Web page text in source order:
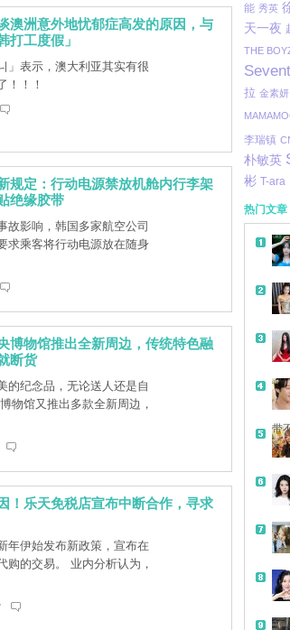
澳洲意外地忧郁症高发的原因，与
打工度假」
」表示，澳大利亚其实有很
！！！
规定：行动电源禁放机舱内行李架
绝缘胶带
故影响，韩国多家航空公司
求乘客将行动电源放在随身
博物馆推出全新周边，传统特色融
断货
的纪念品，无论送人还是自
物馆又推出多款全新周边，
！乐天免税店宣布中断合作，寻求
年伊始发布新政策，宣布在
购的交易。 业内分析认为，
能 秀英
天一夜
THE
拉 金素妍
李瑞镇
朴敏英
彬 T-ara
热门文章
带